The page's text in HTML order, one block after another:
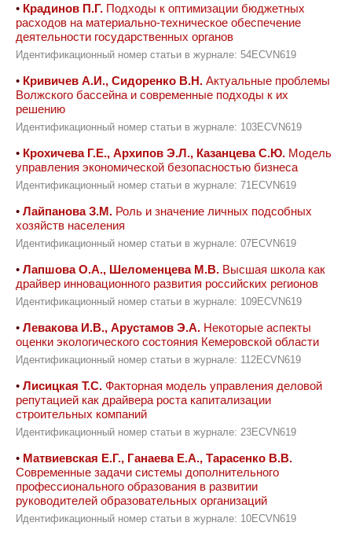
• Крадинов П.Г. Подходы к оптимизации бюджетных
расходов на материально-техническое обеспечение
деятельности государственных органов
Идентификационный номер статьи в журнале: 54ECVN619
• Кривичев А.И., Сидоренко В.Н. Актуальные проблемы
Волжского бассейна и современные подходы к их
решению
Идентификационный номер статьи в журнале: 103ECVN619
• Крохичева Г.Е., Архипов Э.Л., Казанцева С.Ю. Модель
управления экономической безопасностью бизнеса
Идентификационный номер статьи в журнале: 71ECVN619
• Лайпанова З.М. Роль и значение личных подсобных
хозяйств населения
Идентификационный номер статьи в журнале: 07ECVN619
• Лапшова О.А., Шеломенцева М.В. Высшая школа как
драйвер инновационного развития российских регионов
Идентификационный номер статьи в журнале: 109ECVN619
• Левакова И.В., Арустамов Э.А. Некоторые аспекты
оценки экологического состояния Кемеровской области
Идентификационный номер статьи в журнале: 112ECVN619
• Лисицкая Т.С. Факторная модель управления деловой
репутацией как драйвера роста капитализации
строительных компаний
Идентификационный номер статьи в журнале: 23ECVN619
• Матвиевская Е.Г., Ганаева Е.А., Тарасенко В.В.
Современные задачи системы дополнительного
профессионального образования в развитии
руководителей образовательных организаций
Идентификационный номер статьи в журнале: 10ECVN619